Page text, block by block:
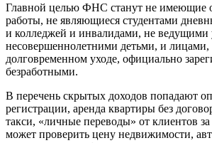
Главной целью ФНС станут не имеющие
работы, не являющиеся студентами
и колледжей и инвалидами, не ведущими
несовершеннолетними детьми, и
долговременном уходе, официально
безработными.
В перечень скрытых доходов попадают
регистрации, аренда квартиры без
такси, «личные переводы» от клиентов
может проверить цену недвижимости,